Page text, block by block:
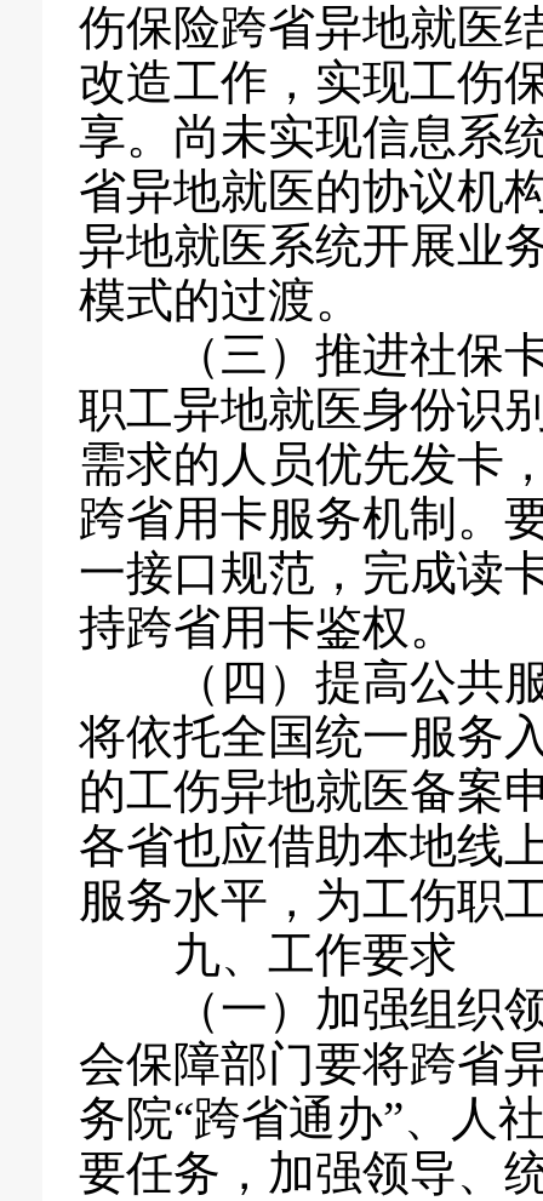
伤保险跨省异地就医
改造工作，实现工伤
享。尚未实现信息系
省异地就医的协议机
异地就医系统开展业
模式的过渡。
（三）推进社保卡
职工异地就医身份识
需求的人员优先发卡
跨省用卡服务机制。
一接口规范，完成读
持跨省用卡鉴权。
（四）提高公共服
将依托全国统一服务
的工伤异地就医备案
各省也应借助本地线
服务水平，为工伤职
九、工作要求
（一）加强组织领
会保障部门要将跨省
务院“跨省通办”、人
要任务，加强领导、